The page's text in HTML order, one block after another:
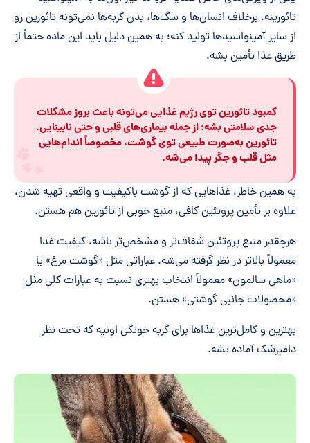
تائورینه. برخلاف انسان‌ها و سگ‌ها، بدن گربه‌ها نمی‌تونه تائورین رو
از سایر آمینواسیدها تولید کنه؛ به همین دلیل باید این ماده حتماً از
طریق غذا تأمین بشه.
کمبود تائورین توی رژیم غذایی می‌تونه باعث بروز مشکلات
جدی سلامتی بشه؛ از جمله بیماری‌های قلبی و حتی نابینایی.
تائورین به‌صورت طبیعی توی گوشت، مخصوصاً اندام‌هایی
مثل قلب و جگر پیدا می‌شه.
به همین خاطر، غذاهایی که از گوشت باکیفیت و واقعی تهیه شدن،
علاوه بر تأمین پروتئین کافی، منبع خوبی از تائورین هم هستن.
هرچقدر منبع پروتئین شفاف‌تر و مشخص‌تر باشه، کیفیت غذا
معمولاً بالاتر در نظر گرفته می‌شه. عباراتی مثل «گوشت مرغ» یا
«ماهی سالمون» معمولاً انتخاب بهتری نسبت به عبارات کلی مثل
«محصولات جانبی گوشتی» هستن.
بهترین و کامل‌ترین غذاها برای گربه خونگی اونیه که تحت نظر
دامپزشک آماده بشه.